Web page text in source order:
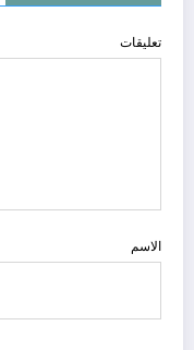
تعليقات
الاسم